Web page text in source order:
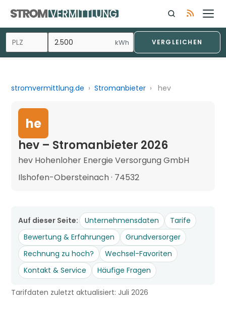
kWh VERGLEICHEN
stromvermittlung.de › Stromanbieter › hev
he
hev – Stromanbieter 2026
hev Hohenloher Energie Versorgung GmbH
Ilshofen-Obersteinach · 74532
Auf dieser Seite: Unternehmensdaten
Tarife
Bewertung & Erfahrungen
Grundversorger
Rechnung zu hoch?
Wechsel-Favoriten
Kontakt & Service
Häufige Fragen
Tarifdaten zuletzt aktualisiert: Juli 2026